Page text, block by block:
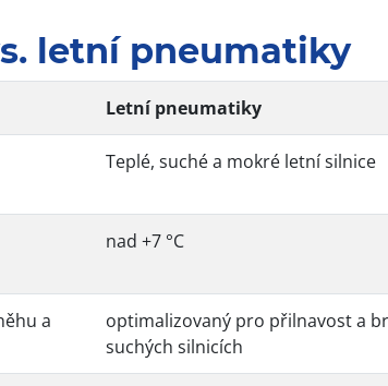
letní pneumatiky
Letní pneumatiky
Teplé, suché a mokré letní silnice
nad +7 °C
a
optimalizovaný pro přilnavost a
suchých silnicích